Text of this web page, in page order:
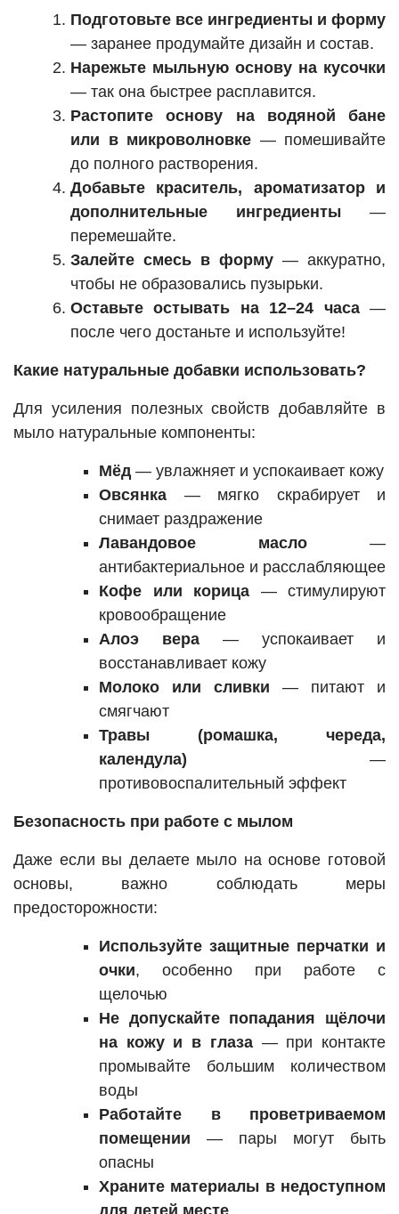
Подготовьте все ингредиенты и форму
— заранее продумайте дизайн и состав.
Нарежьте мыльную основу на кусочки
— так она быстрее расплавится.
Растопите основу на водяной бане
или в микроволновке — помешивайте
до полного растворения.
Добавьте краситель, ароматизатор и
дополнительные ингредиенты —
перемешайте.
Залейте смесь в форму — аккуратно,
чтобы не образовались пузырьки.
Оставьте остывать на 12–24 часа—
после чего достаньте и используйте!
Какие натуральные добавки использовать?
Для усиления полезных свойств добавляйте в
мыло натуральные компоненты:
Мёд — увлажняет и успокаивает кожу
Овсянка — мягко скрабирует и
снимает раздражение
Лавандовое масло —
антибактериальное и расслабляющее
Кофе или корица — стимулируют
кровообращение
Алоэ вера — успокаивает и
восстанавливает кожу
Молоко или сливки — питают и
смягчают
Травы (ромашка, череда,
календула) —
противовоспалительный эффект
Безопасность при работе с мылом
Даже если вы делаете мыло на основе готовой
основы, важно соблюдать меры
предосторожности:
Используйте защитные перчатки и
очки, особенно при работе с
щелочью
Не допускайте попадания щёлочи
на кожу и в глаза— при контакте
промывайте большим количеством
воды
Работайте в проветриваемом
помещении — пары могут быть
опасны
Храните материалы в недоступном
для детей месте